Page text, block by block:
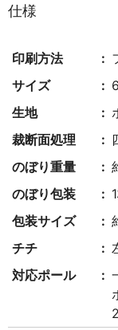
仕様
印刷方法
サイズ
生地
裁断面処理
のぼり重量
のぼり包装
包装サイズ
チチ
対応ポール